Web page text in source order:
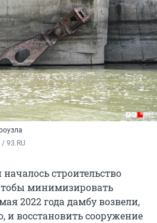
93.RU
строительство
минимизировать
2022 года дамбу возвели,
и восстановить сооружение